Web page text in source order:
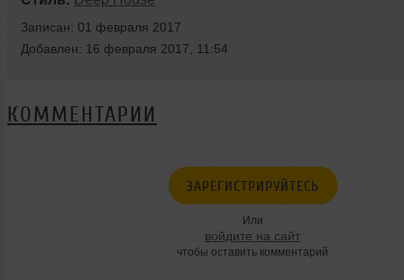
Записан: 01 февраля 2017
Добавлен: 16 февраля 2017, 11:54
КОММЕНТАРИИ
ЗАРЕГИСТРИРУЙТЕСЬ
Или
войдите на сайт
чтобы оставить комментарий